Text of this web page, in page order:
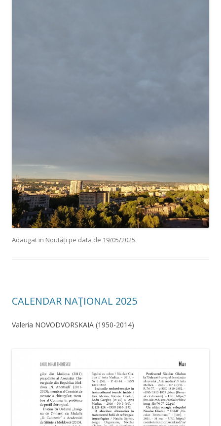
Adaugat in Noutăți pe data de 19/05/2025.
CALENDAR NAŢIONAL 2025
Valeria NOVODVORSKAIA (1950-2014)